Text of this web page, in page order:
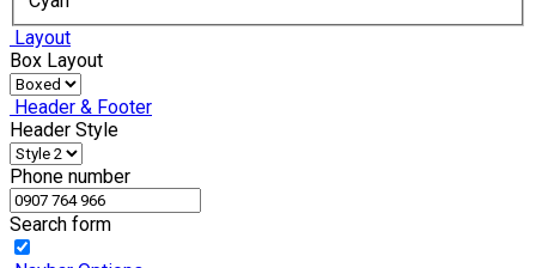
Layout
Box Layout
Header & Footer
Header Style
Phone number
Search form